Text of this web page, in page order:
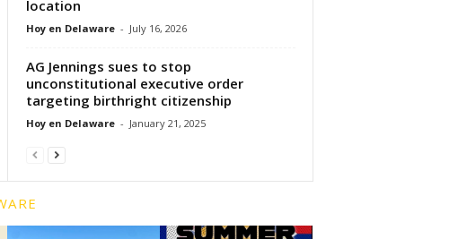
location
Hoy en Delaware - July 16, 2026
AG Jennings sues to stop
unconstitutional executive order
targeting birthright citizenship
Hoy en Delaware - January 21, 2025